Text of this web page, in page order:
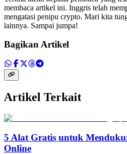
membaca artikel ini. Inggris telah
mengatasi penipu crypto. Mari kita
lainnya. Sampai jumpa!
Bagikan Artikel
Artikel Terkait
5 Alat Gratis untuk
Online